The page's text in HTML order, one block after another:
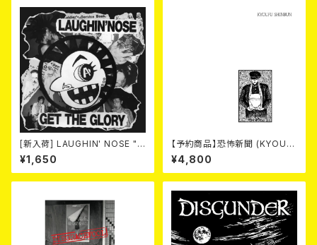
[新入荷] LAUGHIN' NOSE "G
ET THE GLORY" (CD)
¥1,650
【予約商品】恐怖新聞 (KYOUF
U SHINBUN) / 死 (LP)【8月15
日発売】
¥4,800